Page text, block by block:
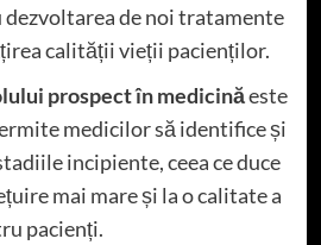
dezvoltarea de noi tratamente
calității vieții pacienților.
prospect în medicinăeste
medicilor să identifice și
incipiente, ceea ce duce
mai mare și la o calitate a
pacienți.